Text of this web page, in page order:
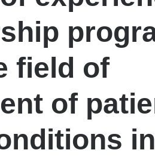
field of
of
in